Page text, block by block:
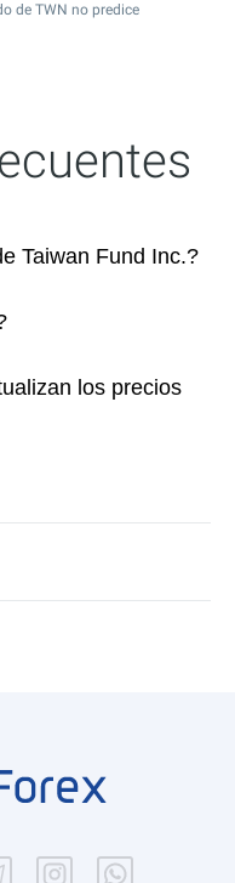
de TWN no predice
Taiwan Fund Inc.?
los precios